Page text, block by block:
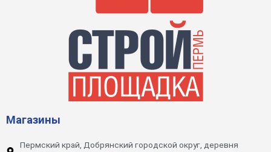
Магазины
Пермский край, Добрянский городской округ, деревня